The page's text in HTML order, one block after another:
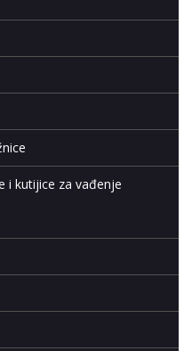
i kutijice za vađenje